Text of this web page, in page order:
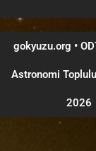
gokyuzu.org •
Astronomi
2026